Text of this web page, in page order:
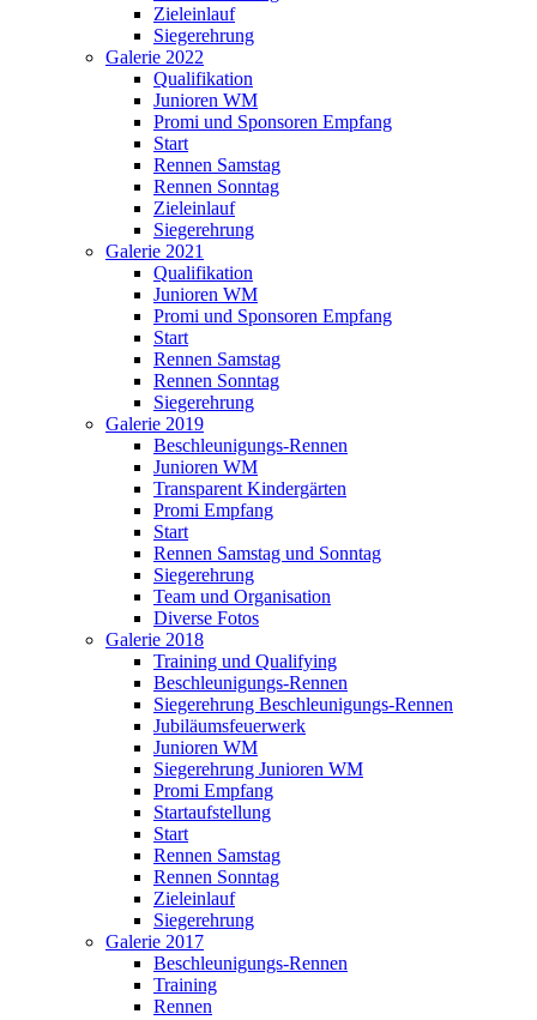
Zieleinlauf
Siegerehrung
Galerie 2022
Qualifikation
Junioren WM
Promi und Sponsoren Empfang
Start
Rennen Samstag
Rennen Sonntag
Zieleinlauf
Siegerehrung
Galerie 2021
Qualifikation
Junioren WM
Promi und Sponsoren Empfang
Start
Rennen Samstag
Rennen Sonntag
Siegerehrung
Galerie 2019
Beschleunigungs-Rennen
Junioren WM
Transparent Kindergärten
Promi Empfang
Start
Rennen Samstag und Sonntag
Siegerehrung
Team und Organisation
Diverse Fotos
Galerie 2018
Training und Qualifying
Beschleunigungs-Rennen
Siegerehrung Beschleunigungs-Rennen
Jubiläumsfeuerwerk
Junioren WM
Siegerehrung Junioren WM
Promi Empfang
Startaufstellung
Start
Rennen Samstag
Rennen Sonntag
Zieleinlauf
Siegerehrung
Galerie 2017
Beschleunigungs-Rennen
Training
Rennen